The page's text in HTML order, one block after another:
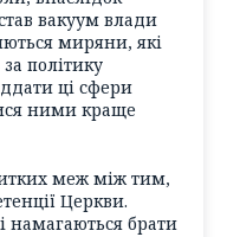
вакуум влади
миряни, які
за політику
ці сфери
ними краще
меж між тим,
Церкви.
намагаються брати